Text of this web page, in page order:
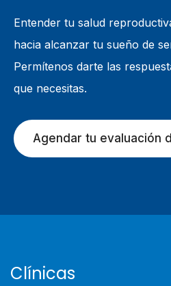
Entender tu salud
hacia alcanzar tu sueño de
Permítenos darte las
que necesitas.
Agendar tu evaluación
Clínicas